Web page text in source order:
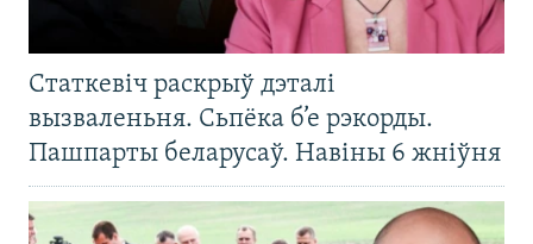
Статкевіч раскрыў дэталі
вызваленьня. Сьпёка б’е рэкорды.
Пашпарты беларусаў. Навіны 6 жніўня